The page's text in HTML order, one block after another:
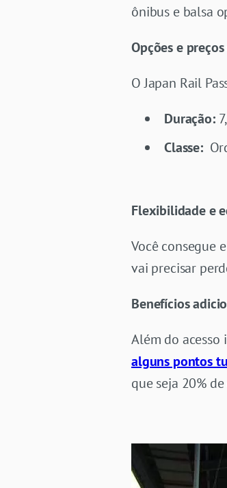
ônibus e balsa
Opções e preços
O Japan Rail
Duração:
Classe:
Flexibilidade e
Você consegue
vai precisar
Benefícios
Além do acesso
alguns pontos
que seja 20%